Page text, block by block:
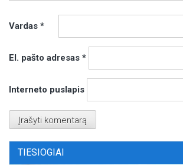
Vardas *
El. pašto adresas *
Interneto puslapis
TIESIOGIAI